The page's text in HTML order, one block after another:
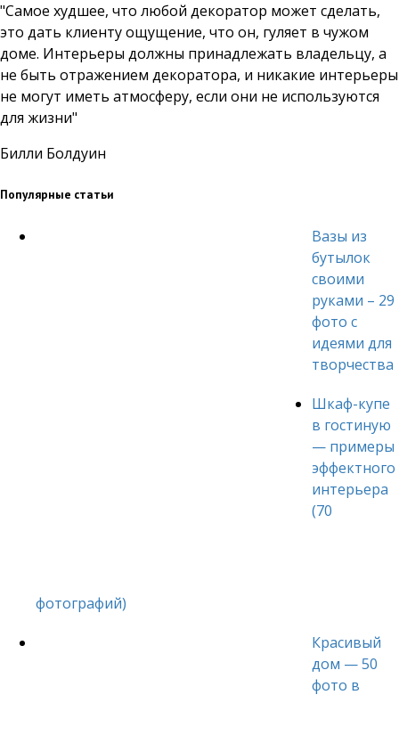
"Самое худшее, что любой декоратор может сделать,
это дать клиенту ощущение, что он, гуляет в чужом
доме. Интерьеры должны принадлежать владельцу, а
не быть отражением декоратора, и никакие интерьеры
не могут иметь атмосферу, если они не используются
для жизни"
Билли Болдуин
Популярные статьи
Вазы из
бутылок
своими
руками – 29
фото с
идеями для
творчества
Шкаф-купе
в гостиную
— примеры
эффектного
интерьера
(70
фотографий)
Красивый
дом — 50
фото в